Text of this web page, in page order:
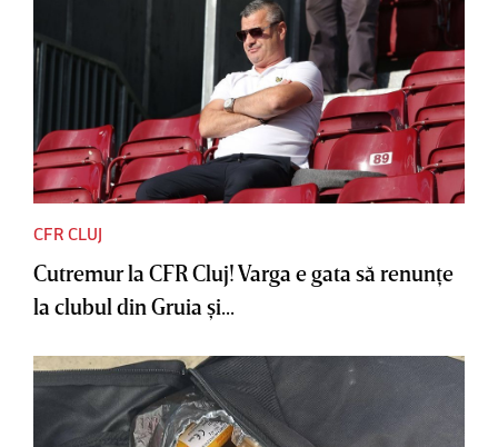
CFR CLUJ
Cutremur la CFR Cluj! Varga e gata să renunţe
la clubul din Gruia şi...